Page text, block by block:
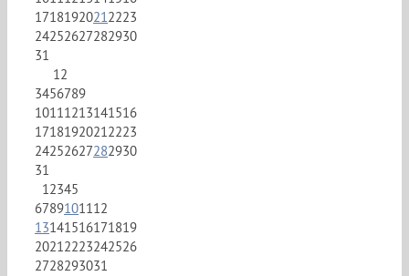
1718192021 2223
24252627282930
31
1 2
3456789
1011 1213141516
1718192021 2223
24252627282930
31
1 2345
67891011 12
13141516171819
2021 2223242526
2728293031